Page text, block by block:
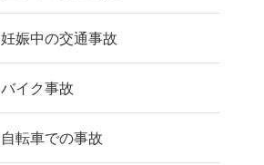
妊娠中の交通事故
バイク事故
自転車での事故